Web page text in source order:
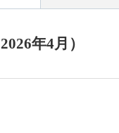
年4月）